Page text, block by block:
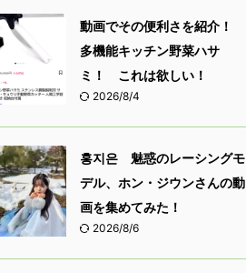
動画でその便利さを紹介！
多機能キッチン野菜ハサ
ミ！ これは欲しい！
2026/8/4
홍지은 魅惑のレーシングモ
デル、ホン・ジウンさんの動
画を集めてみた！
2026/8/6